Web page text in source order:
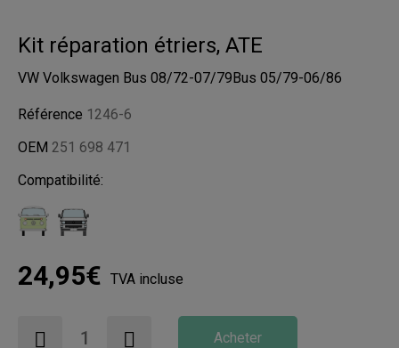
Kit réparation étriers, ATE
VW Volkswagen Bus 08/72-07/79Bus 05/79-06/86
Référence 1246-6
OEM 251 698 471
Compatibilité:
24,95€ TVA incluse
Acheter